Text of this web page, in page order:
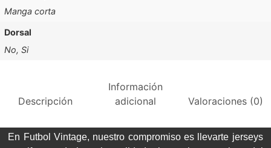
Manga corta
Dorsal
No, Si
Descripción
Información
adicional
Valoraciones (0)
En Futbol Vintage, nuestro compromiso es llevarte jerseys